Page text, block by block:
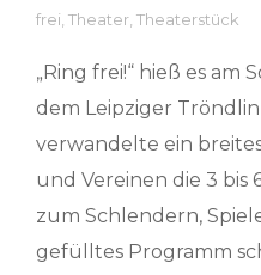
frei ,Theater ,Theaterstück
„Ring frei!“ hieß es am
dem Leipziger
verwandelte ein
und Vereinen die 3 bis
zum Schlendern,
gefülltes Programm